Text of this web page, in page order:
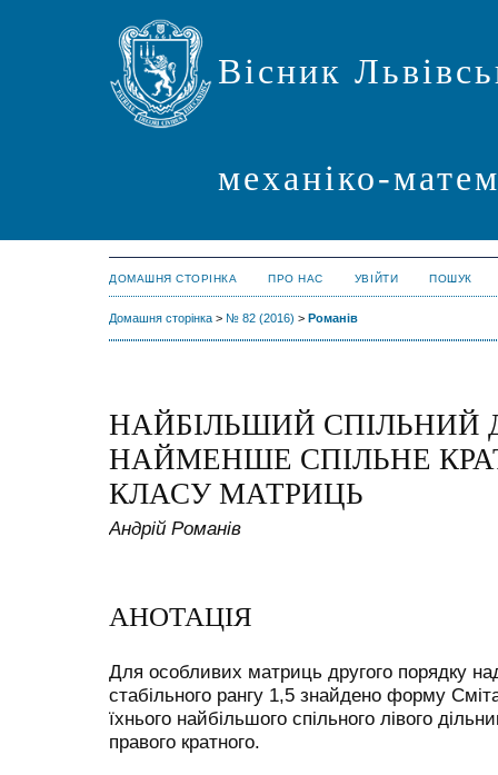
Вісник
механіко-
ДОМАШНЯ СТОРІНКА ПРО НАС УВІЙТИ ПОШУК
Домашня сторінка > № 82 (2016) > Романів
НАЙБІЛЬШИЙ СПІЛЬНИЙ
НАЙМЕНШЕ СПІЛЬНЕ
КЛАСУ МАТРИЦЬ
Андрій Романів
АНОТАЦІЯ
Для особливих матриць другого порядку
стабільного рангу 1,5 знайдено форму
їхнього найбільшого спільного лівого
правого кратного.